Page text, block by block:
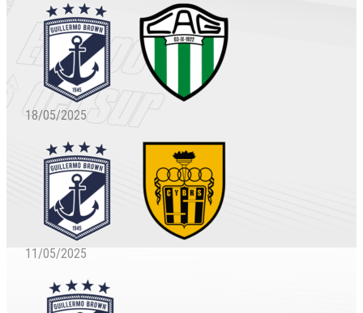
18/05/2025
11/05/2025